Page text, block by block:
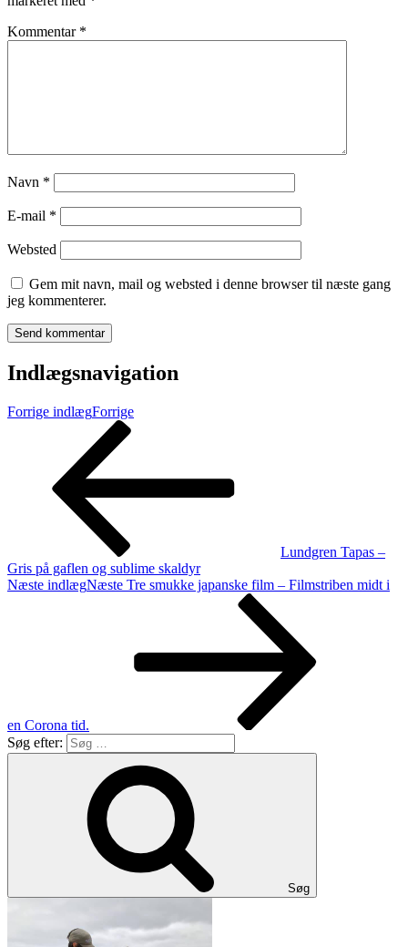
Kommentar *
Navn *
E-mail *
Websted
Gem mit navn, mail og websted i denne browser til næste gang
jeg kommenterer.
Indlægsnavigation
Forrige indlægForrige
Lundgren Tapas –
Gris på gaflen og sublime skaldyr
Næste indlægNæste Tre smukke japanske film – Filmstriben midt i
en Corona tid.
Søg efter:
Søg